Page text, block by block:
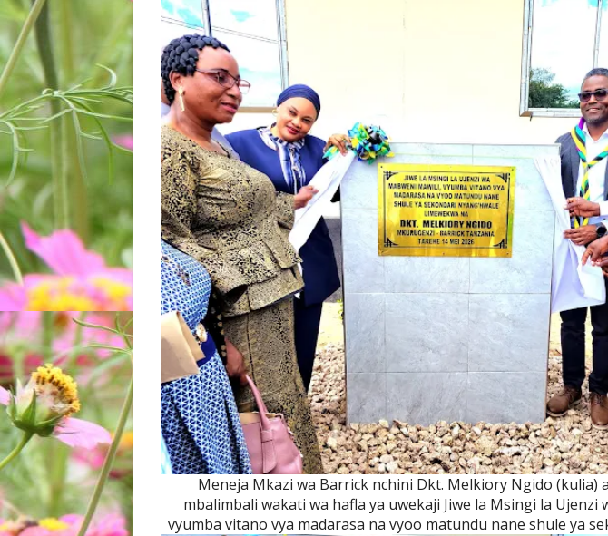
Meneja Mkazi wa Barrick nchini Dkt. Melkiory Ngido (kulia)
mbalimbali wakati wa hafla ya uwekaji Jiwe la Msingi la Ujenzi
vyumba vitano vya madarasa na vyoo matundu nane shule ya